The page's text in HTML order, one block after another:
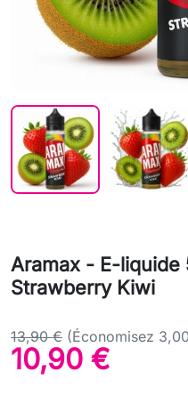
Aramax - E-liquide
Strawberry Kiwi
13,90 € (Économisez
10,90 €